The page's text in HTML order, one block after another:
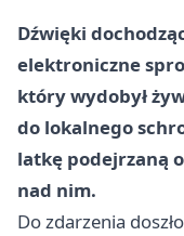
Dźwięki
elektroniczne
który wydobył
do lokalnego
latkę podejrzaną
nad nim.
Do zdarzenia